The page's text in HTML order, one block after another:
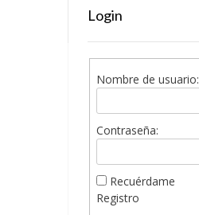
Login
Nombre de usuario:
Contraseña:
Recuérdame
Registro